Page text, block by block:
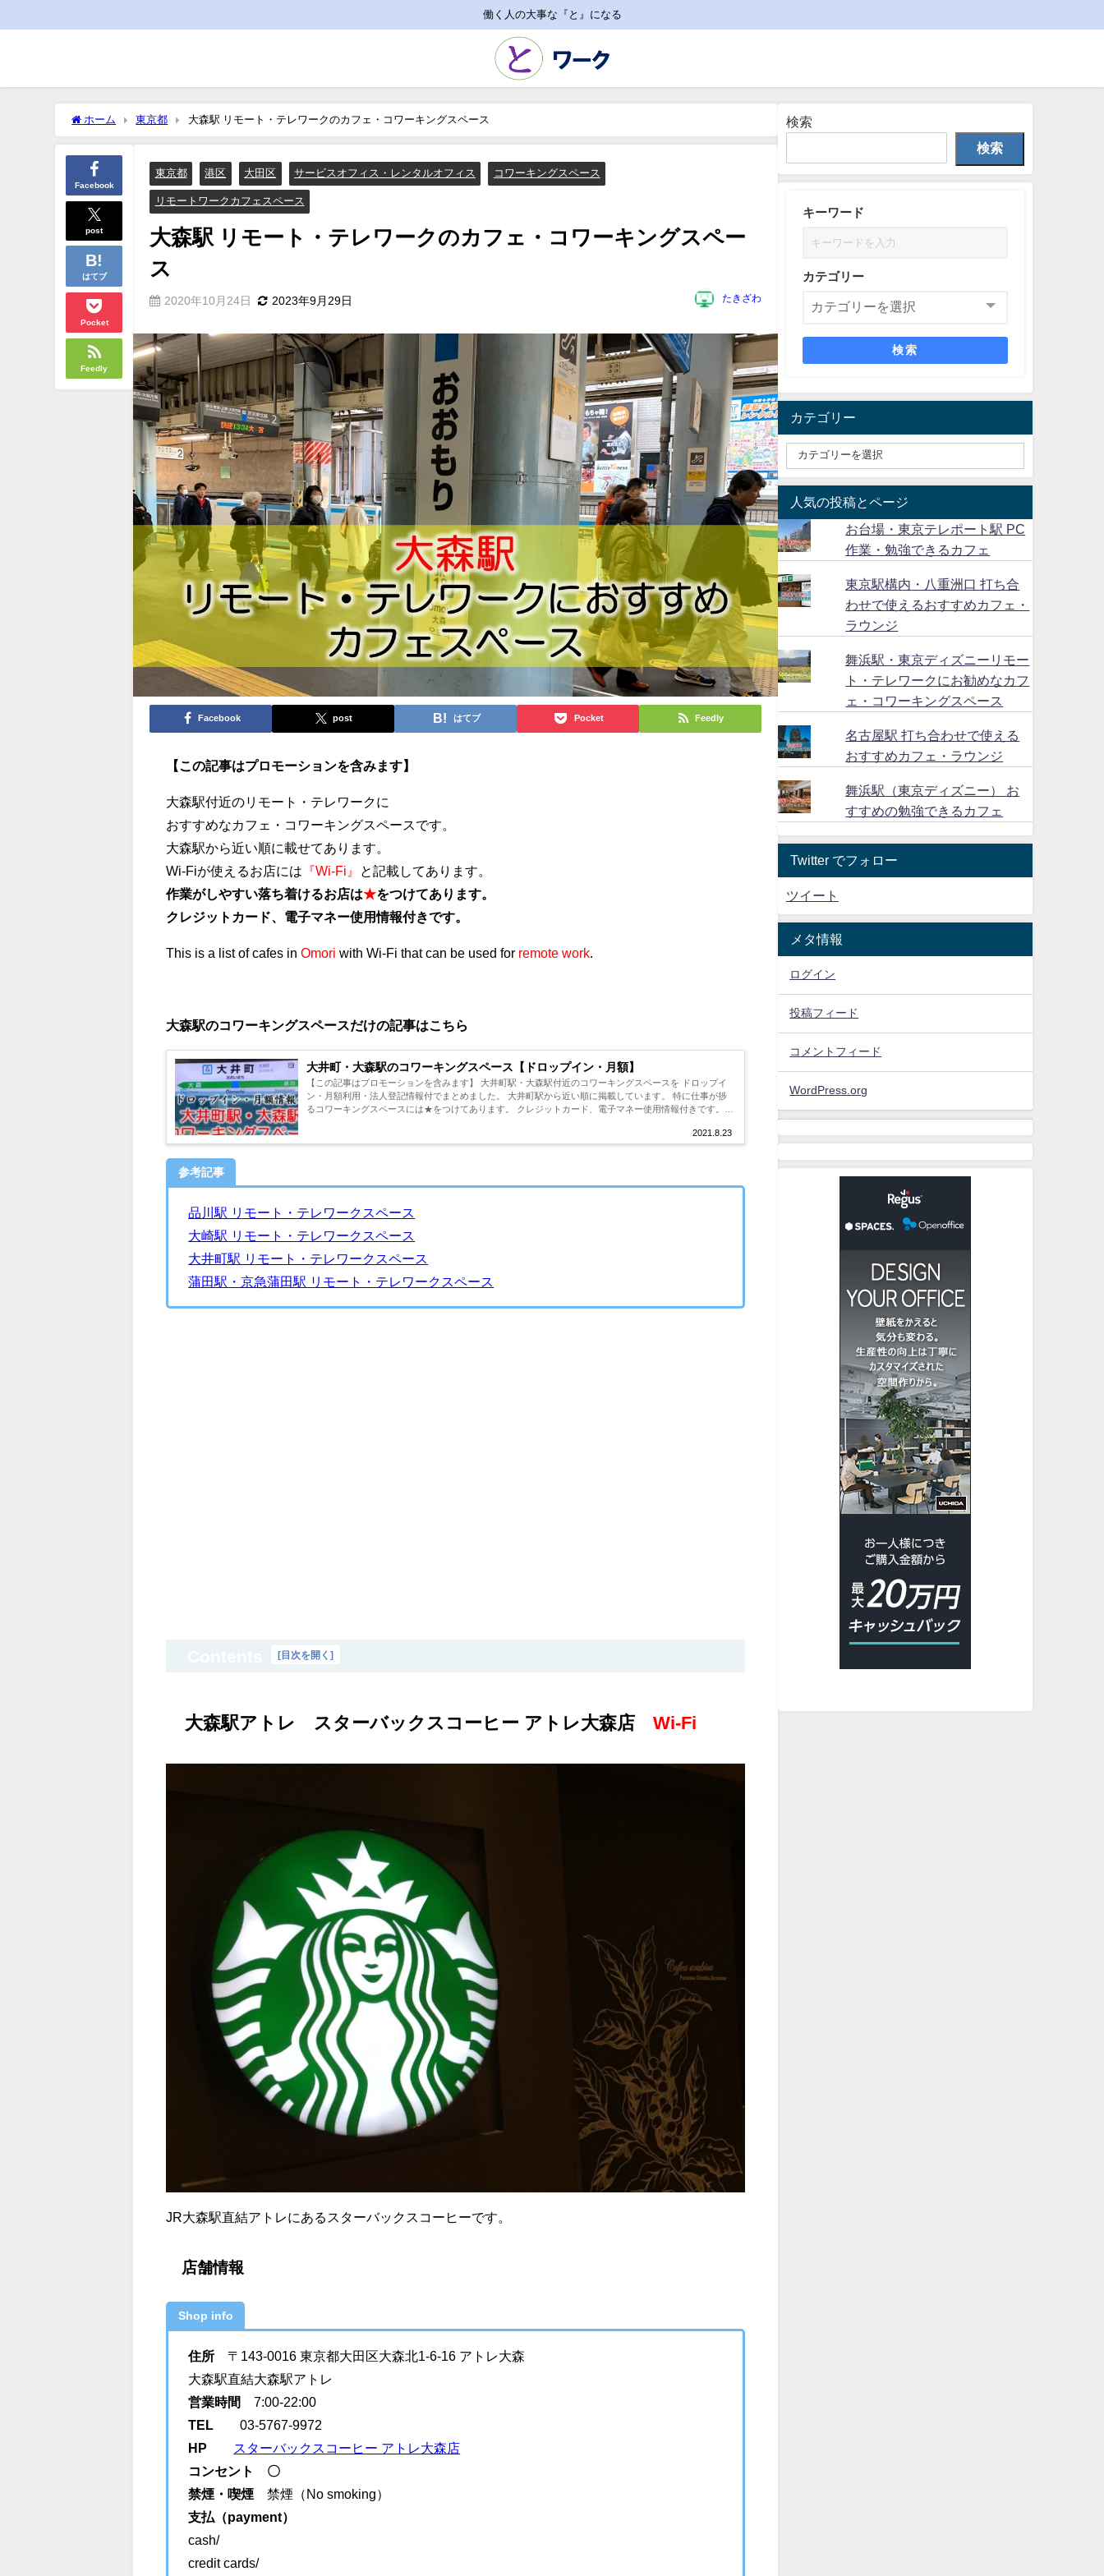
働く人の大事な『と』になる
ホーム 東京都 大森駅 リモート・テレワークのカフェ・コワーキングスペース
Facebook
post
はてブ
Pocket
Feedly
東京都 港区 大田区 サービスオフィス・レンタルオフィス コワーキングスペース
リモートワークカフェスペース
大森駅 リモート・テレワークのカフェ・コワーキングスペー
ス
2020年10月24日 2023年9月29日 たきざわ
Facebook post はてブ Pocket Feedly
【この記事はプロモーションを含みます】
大森駅付近のリモート・テレワークに
おすすめなカフェ・コワーキングスペースです。
大森駅から近い順に載せてあります。
Wi-Fiが使えるお店には 『Wi-Fi』
と記載してあります。
作業がしやすい落ち着けるお店は★をつけてあります。
クレジットカード、電子マネー使用情報付きです。
This is a list of cafes inOmori with Wi-Fi that can be used for remote work
大森駅のコワーキングスペースだけの記事はこちら
大井町・大森駅のコワーキングスペース【ドロップイン・月額】
2021.8.23
【この記事はプロモーションを含みます】 大井町駅・大森駅付近のコワーキングスペースを ドロップイ
ン・月額利用・法人登記情報付でまとめました。 大井町駅から近い順に掲載しています。 特に仕事が捗
るコワーキングスペースには★をつけてあります。 クレジットカード、電子マネー使用情報付きです。
参考記事
品川駅 リモート・テレワークスペース
大崎駅 リモート・テレワークスペース
大井町駅 リモート・テレワークスペース
蒲田駅・京急蒲田駅 リモート・テレワークスペース
[ 目次を開く ]
大森駅アトレ スターバックスコーヒー アトレ大森店 Wi-Fi
JR大森駅直結アトレにあるスターバックスコーヒーです。
店舗情報
Shop info
住所 〒143-0016 東京都大田区大森北1-6-16 アトレ大森
大森駅直結大森駅アトレ
営業時間7:00-22:00
TEL 03-5767-9972
HP
スターバックスコーヒー アトレ大森店
コンセント 〇
禁煙・喫煙禁煙（No smoking）
支払（payment）
cash/
credit cards/
検索
検索
キーワード
カテゴリー
検索
カテゴリー
人気の投稿とページ
お台場・東京テレポート駅 PC
作業・勉強できるカフェ
東京駅構内・八重洲口 打ち合
わせで使えるおすすめカフェ・
ラウンジ
舞浜駅・東京ディズニーリモー
ト・テレワークにお勧めなカフ
ェ・コワーキングスペース
名古屋駅 打ち合わせで使える
おすすめカフェ・ラウンジ
舞浜駅（東京ディズニー） お
すすめの勉強できるカフェ
Twitter でフォロー
ツイート
メタ情報
ログイン
投稿フィード
コメントフィード
WordPress.org